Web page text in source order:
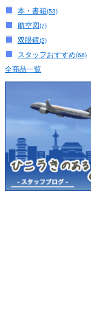
本・書籍(53)
航空図(7)
双眼鏡(2)
スタッフおすすめ(68)
全商品一覧